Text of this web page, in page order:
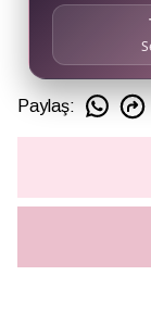
Paylaş: